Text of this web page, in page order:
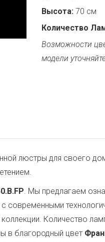
Высота: 70 см
Количество
Возможности
модели
люстры для своего
. Мы предлагаем
современными
Количество
в благородный цвет